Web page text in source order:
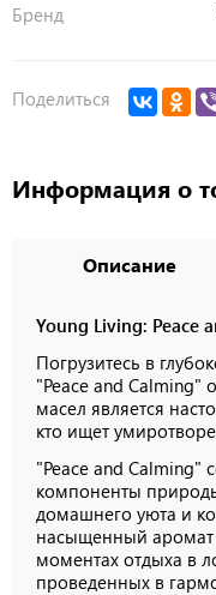
Бренд
Поделиться
Информация о
Описание
Young Living: Peace
Погрузитесь в
"Peace and Calming"
масел является
кто ищет
"Peace and Calming"
компоненты
домашнего уюта и
насыщенный аромат
моментах отдыха в
проведенных в